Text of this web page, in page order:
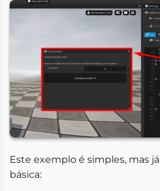
Este exemplo é simples, mas
básica: